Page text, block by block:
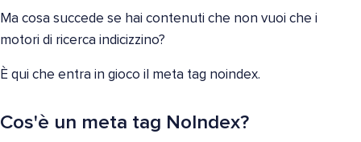
Ma cosa succede se hai contenuti che non vuoi che i
motori di ricerca indicizzino?
È qui che entra in gioco il meta tag noindex.
Cos'è un meta tag NoIndex?